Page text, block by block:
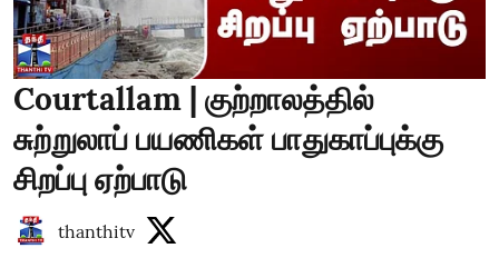
Courtallam | குற்றாலத்தில்
சுற்றுலாப் பயணிகள் பாதுகாப்புக்கு
சிறப்பு ஏற்பாடு
thanthitv